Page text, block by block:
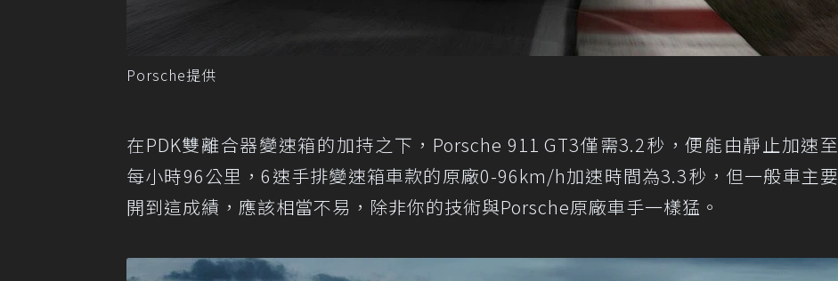
Porsche提供
在PDK雙離合器變速箱的加持之下，Porsche 911 GT3僅需3.2秒，便能由靜止加速至
每小時96公里，6速手排變速箱車款的原廠0-96km/h加速時間為3.3秒，但一般車主要
開到這成績，應該相當不易，除非你的技術與Porsche原廠車手一樣猛。